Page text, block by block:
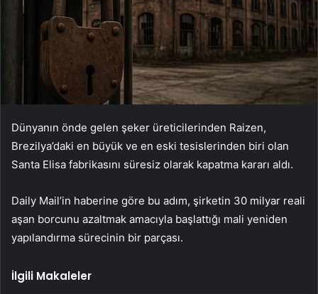
Dünyanın önde gelen şeker üreticilerinden Raizen,
Brezilya’daki en büyük ve en eski tesislerinden biri olan
Santa Elisa fabrikasını süresiz olarak kapatma kararı aldı.
Daily Mail’in haberine göre bu adım, şirketin 30 milyar reali
aşan borcunu azaltmak amacıyla başlattığı mali yeniden
yapılandırma sürecinin bir parçası.
İlgili Makaleler